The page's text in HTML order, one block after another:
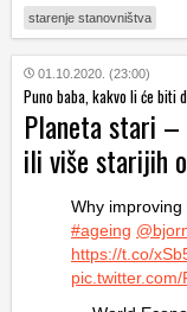
starenje stanovništva
01.10.2020. (23:00)
Puno baba, kakvo li će biti
Planeta stari
ili više starijih
Why
#ageing
https://t.co/